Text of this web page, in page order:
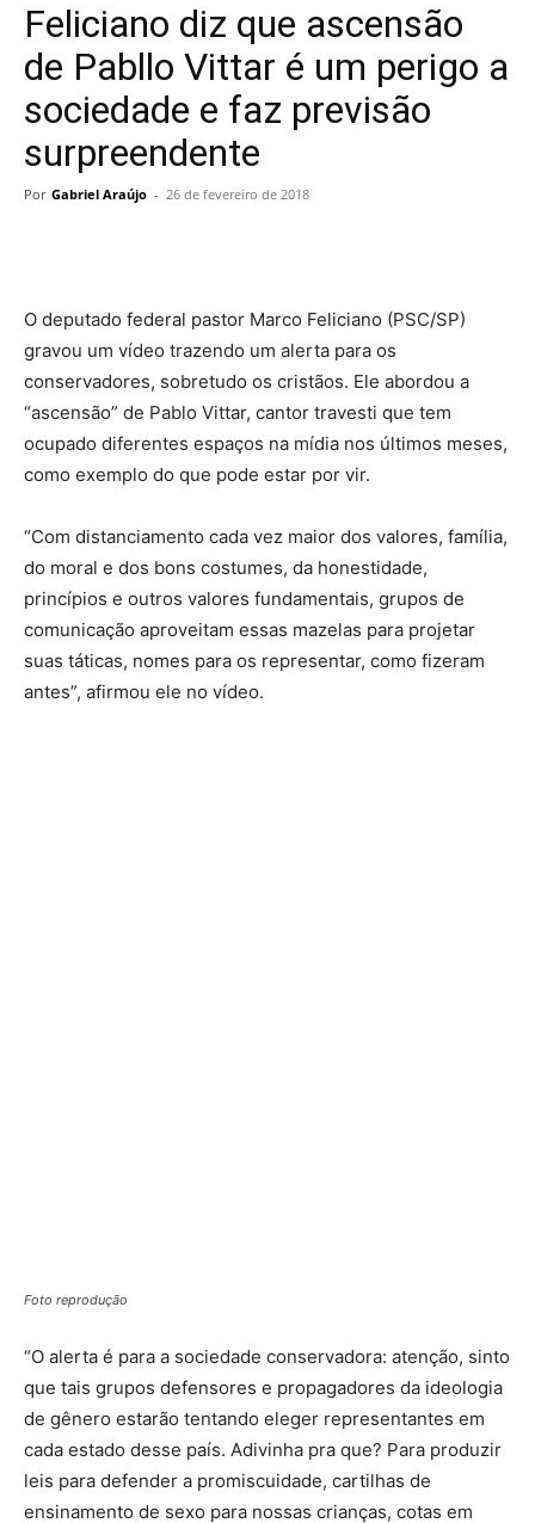
Feliciano diz que ascensão
de Pabllo Vittar é um perigo a
sociedade e faz previsão
surpreendente
Por Gabriel Araújo - 26 de fevereiro de 2018
O deputado federal pastor Marco Feliciano (PSC/SP)
gravou um vídeo trazendo um alerta para os
conservadores, sobretudo os cristãos. Ele abordou a
“ascensão” de Pablo Vittar, cantor travesti que tem
ocupado diferentes espaços na mídia nos últimos meses,
como exemplo do que pode estar por vir.
“Com distanciamento cada vez maior dos valores, família,
do moral e dos bons costumes, da honestidade,
princípios e outros valores fundamentais, grupos de
comunicação aproveitam essas mazelas para projetar
suas táticas, nomes para os representar, como fizeram
antes”, afirmou ele no vídeo.
Foto reprodução
“O alerta é para a sociedade conservadora: atenção, sinto
que tais grupos defensores e propagadores da ideologia
de gênero estarão tentando eleger representantes em
cada estado desse país. Adivinha pra que? Para produzir
leis para defender a promiscuidade, cartilhas de
ensinamento de sexo para nossas crianças, cotas em